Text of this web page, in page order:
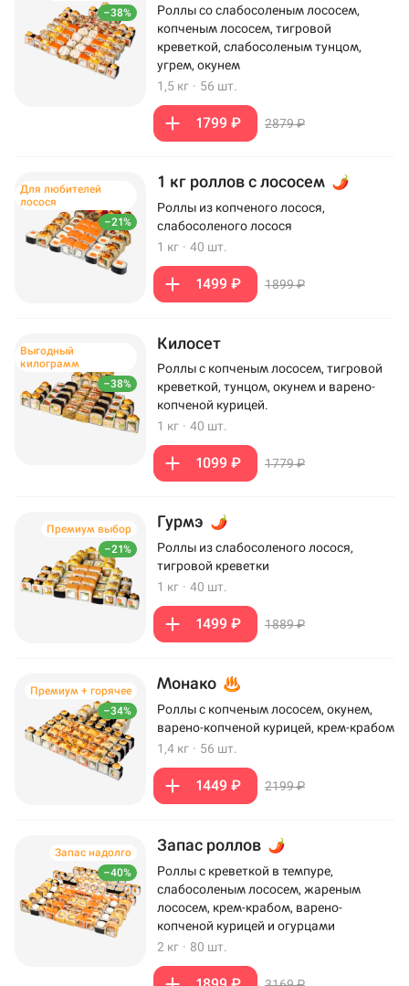
–38%
Роллы со слабосоленым лососем,
копченым лососем, тигровой
креветкой, слабосоленым тунцом,
угрем, окунем
1,5 кг · 56 шт.
1799 ₽ 2879 ₽
–21%
Для любителей
лосося
1 кг роллов с лососем
Роллы из копченого лосося,
слабосоленого лосося
1 кг · 40 шт.
1499 ₽ 1899 ₽
–38%
Выгодный
килограмм
Килосет
Роллы с копченым лососем, тигровой
креветкой, тунцом, окунем и варено-
копченой курицей.
1 кг · 40 шт.
1099 ₽ 1779 ₽
–21%
Премиум выбор Гурмэ
Роллы из слабосоленого лосося,
тигровой креветки
1 кг · 40 шт.
1499 ₽ 1889 ₽
–34%
Премиум + горячее Монако
Роллы с копченым лососем, окунем,
варено-копченой курицей, крем-крабом
1,4 кг · 56 шт.
1449 ₽ 2199 ₽
–40%
Запас надолго Запас роллов
Роллы с креветкой в темпуре,
слабосоленым лососем, жареным
лососем, крем-крабом, варено-
копченой курицей и огурцами
2 кг · 80 шт.